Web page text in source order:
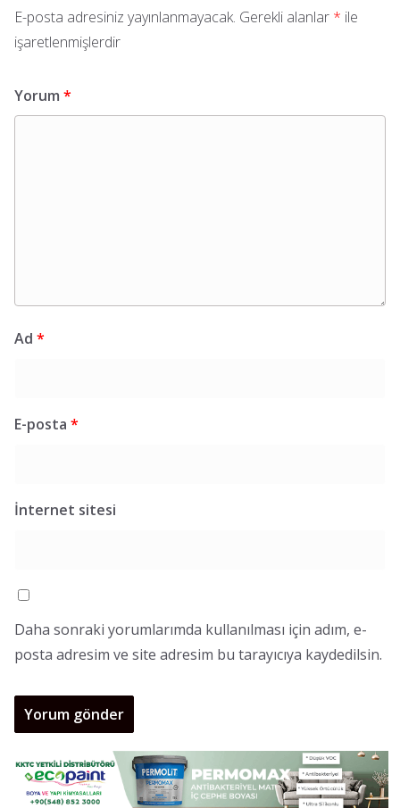
E-posta adresiniz yayınlanmayacak. Gerekli alanlar * ile
işaretlenmişlerdir
Yorum *
Ad *
E-posta *
İnternet sitesi
Daha sonraki yorumlarımda kullanılması için adım, e-
posta adresim ve site adresim bu tarayıcıya kaydedilsin.